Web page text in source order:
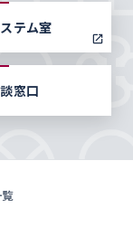
テム室
窓口